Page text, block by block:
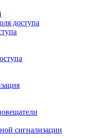
доступа
сигнализации